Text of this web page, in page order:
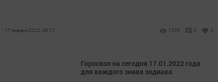
17 января 2022, 06:17 1235 0 0
Гороскоп на сегодня 17.01.2022 года
для каждого знака зодиака